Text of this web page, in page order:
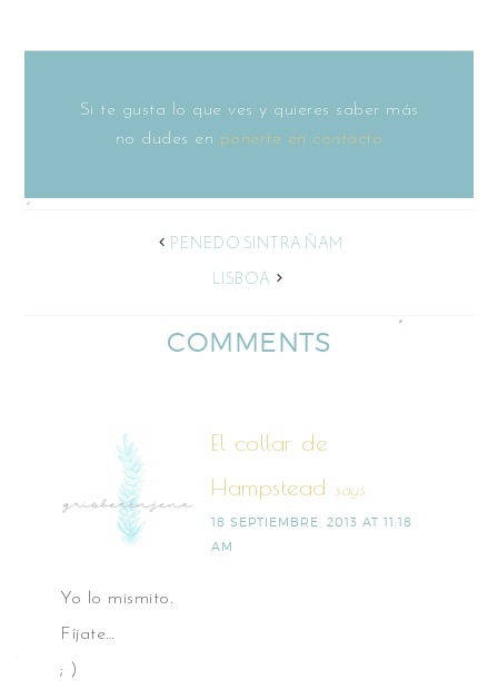
Si te gusta lo que ves y quieres saber más
no dudes en ponerte en contacto
PENEDO.SINTRA.ÑAM
LISBOA
COMMENTS
El collar de
Hampstead says
18 SEPTIEMBRE, 2013 AT 11:18
AM
Yo lo mismito.
Fíjate…
; )